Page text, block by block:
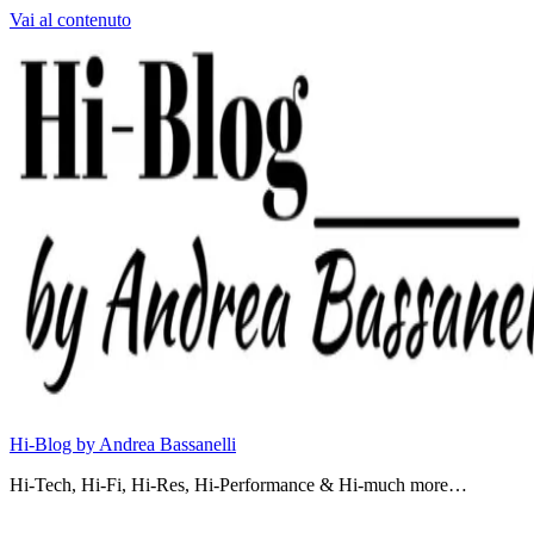
Vai al contenuto
Hi-Blog by Andrea Bassanelli
Hi-Tech, Hi-Fi, Hi-Res, Hi-Performance & Hi-much more…